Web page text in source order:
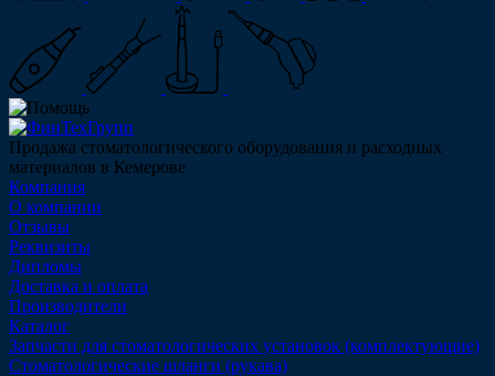
Продажа стоматологического оборудования и расходных
материалов в Кемерове
Компания
О компании
Отзывы
Реквизиты
Дипломы
Доставка и оплата
Производители
Каталог
Запчасти для стоматологических установок (комплектующие)
Стоматологические шланги (рукава)